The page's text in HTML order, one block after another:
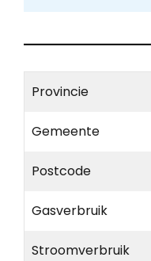
Provincie
Gemeente
Postcode
Gasverbruik
Stroomverbruik